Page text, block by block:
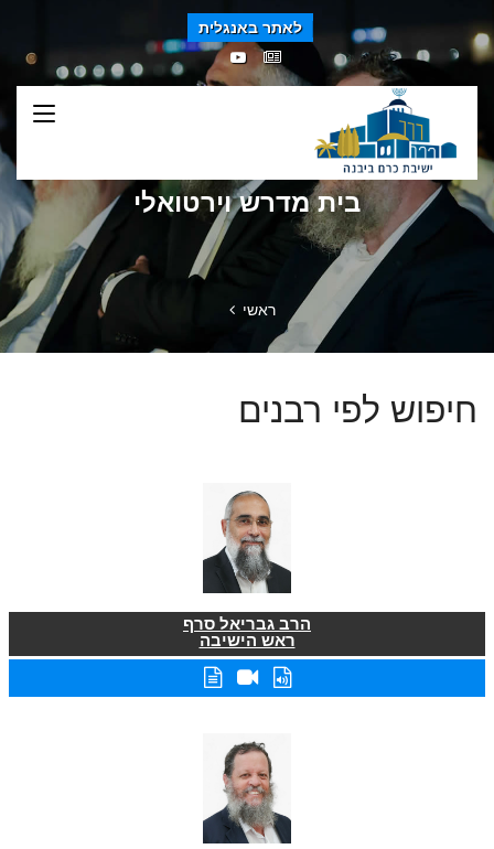
לאתר באנגלית
בית מדרש וירטואלי
ראשי
חיפוש לפי רבנים
הרב גבריאל סרף
ראש הישיבה